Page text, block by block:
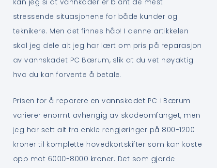
stressende situasjonene for både kunder og
teknikere. Men det finnes håp! I denne artikkelen
skal jeg dele alt jeg har lært om pris på reparasjon
av vannskadet PC Bærum, slik at du vet nøyaktig
hva du kan forvente å betale.
Prisen for å reparere en vannskadet PC i Bærum
varierer enormt avhengig av skadeomfanget, men
jeg har sett alt fra enkle rengjøringer på 800-1200
kroner til komplette hovedkortskifter som kan koste
opp mot 6000-8000 kroner. Det som gjorde